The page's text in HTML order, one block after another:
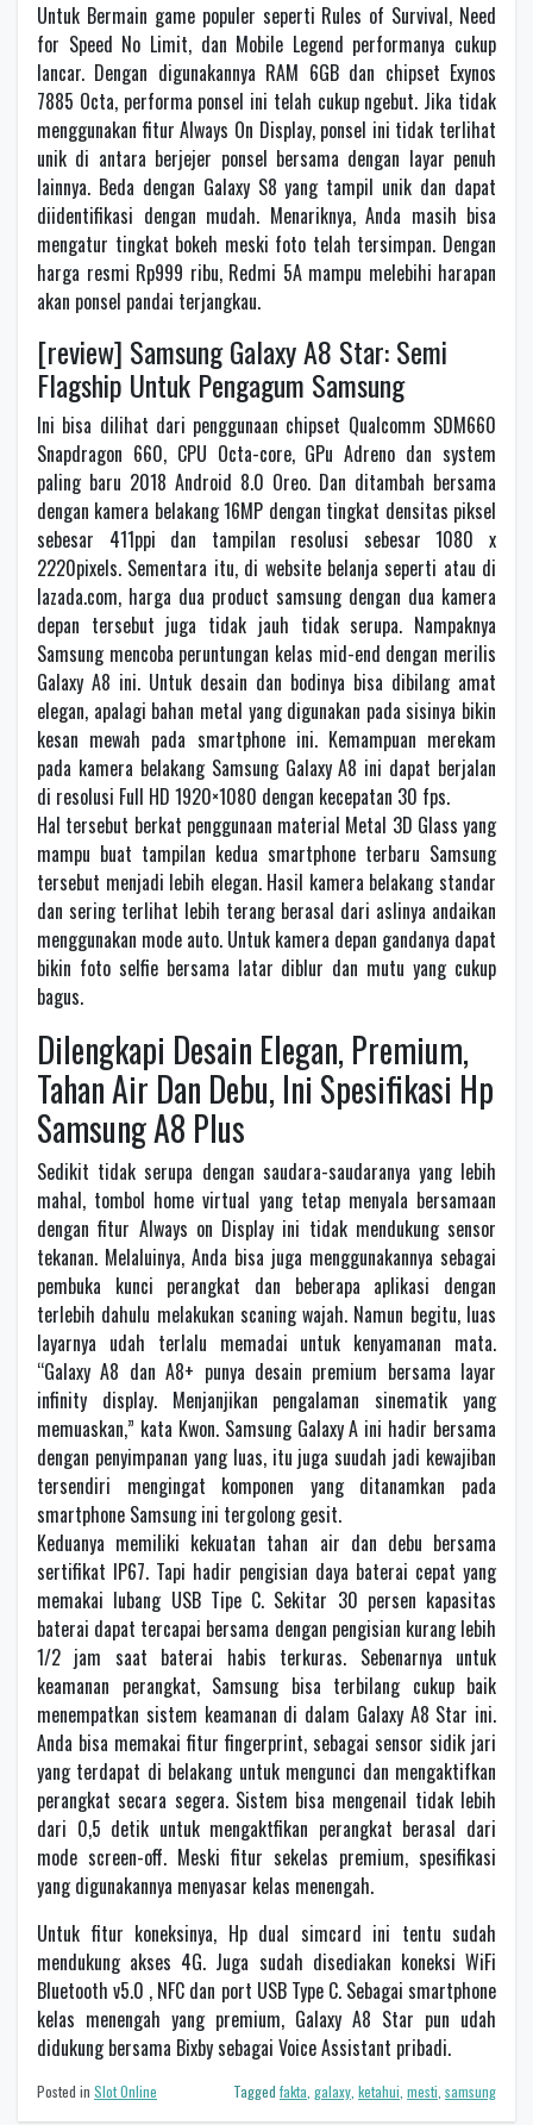
Untuk Bermain game populer seperti Rules of Survival, Need
for Speed No Limit, dan Mobile Legend performanya cukup
lancar. Dengan digunakannya RAM 6GB dan chipset Exynos
7885 Octa, performa ponsel ini telah cukup ngebut. Jika tidak
menggunakan fitur Always On Display, ponsel ini tidak terlihat
unik di antara berjejer ponsel bersama dengan layar penuh
lainnya. Beda dengan Galaxy S8 yang tampil unik dan dapat
diidentifikasi dengan mudah. Menariknya, Anda masih bisa
mengatur tingkat bokeh meski foto telah tersimpan. Dengan
harga resmi Rp999 ribu, Redmi 5A mampu melebihi harapan
akan ponsel pandai terjangkau.
[review] Samsung Galaxy A8 Star: Semi
Flagship Untuk Pengagum Samsung
Ini bisa dilihat dari penggunaan chipset Qualcomm SDM660
Snapdragon 660, CPU Octa-core, GPu Adreno dan system
paling baru 2018 Android 8.0 Oreo. Dan ditambah bersama
dengan kamera belakang 16MP dengan tingkat densitas piksel
sebesar 411ppi dan tampilan resolusi sebesar 1080 x
2220pixels. Sementara itu, di website belanja seperti atau di
lazada.com, harga dua product samsung dengan dua kamera
depan tersebut juga tidak jauh tidak serupa. Nampaknya
Samsung mencoba peruntungan kelas mid-end dengan merilis
Galaxy A8 ini. Untuk desain dan bodinya bisa dibilang amat
elegan, apalagi bahan metal yang digunakan pada sisinya bikin
kesan mewah pada smartphone ini. Kemampuan merekam
pada kamera belakang Samsung Galaxy A8 ini dapat berjalan
di resolusi Full HD 1920×1080 dengan kecepatan 30 fps.
Hal tersebut berkat penggunaan material Metal 3D Glass yang
mampu buat tampilan kedua smartphone terbaru Samsung
tersebut menjadi lebih elegan. Hasil kamera belakang standar
dan sering terlihat lebih terang berasal dari aslinya andaikan
menggunakan mode auto. Untuk kamera depan gandanya dapat
bikin foto selfie bersama latar diblur dan mutu yang cukup
bagus.
Dilengkapi Desain Elegan, Premium,
Tahan Air Dan Debu, Ini Spesifikasi Hp
Samsung A8 Plus
Sedikit tidak serupa dengan saudara-saudaranya yang lebih
mahal, tombol home virtual yang tetap menyala bersamaan
dengan fitur Always on Display ini tidak mendukung sensor
tekanan. Melaluinya, Anda bisa juga menggunakannya sebagai
pembuka kunci perangkat dan beberapa aplikasi dengan
terlebih dahulu melakukan scaning wajah. Namun begitu, luas
layarnya udah terlalu memadai untuk kenyamanan mata.
“Galaxy A8 dan A8+ punya desain premium bersama layar
infinity display. Menjanjikan pengalaman sinematik yang
memuaskan,” kata Kwon. Samsung Galaxy A ini hadir bersama
dengan penyimpanan yang luas, itu juga suudah jadi kewajiban
tersendiri mengingat komponen yang ditanamkan pada
smartphone Samsung ini tergolong gesit.
Keduanya memiliki kekuatan tahan air dan debu bersama
sertifikat IP67. Tapi hadir pengisian daya baterai cepat yang
memakai lubang USB Tipe C. Sekitar 30 persen kapasitas
baterai dapat tercapai bersama dengan pengisian kurang lebih
1/2 jam saat baterai habis terkuras. Sebenarnya untuk
keamanan perangkat, Samsung bisa terbilang cukup baik
menempatkan sistem keamanan di dalam Galaxy A8 Star ini.
Anda bisa memakai fitur fingerprint, sebagai sensor sidik jari
yang terdapat di belakang untuk mengunci dan mengaktifkan
perangkat secara segera. Sistem bisa mengenail tidak lebih
dari 0,5 detik untuk mengaktfikan perangkat berasal dari
mode screen-off. Meski fitur sekelas premium, spesifikasi
yang digunakannya menyasar kelas menengah.
Untuk fitur koneksinya, Hp dual simcard ini tentu sudah
mendukung akses 4G. Juga sudah disediakan koneksi WiFi
Bluetooth v5.0 , NFC dan port USB Type C. Sebagai smartphone
kelas menengah yang premium, Galaxy A8 Star pun udah
didukung bersama Bixby sebagai Voice Assistant pribadi.
Posted in Slot Online Tagged fakta galaxy ketahui mesti samsung